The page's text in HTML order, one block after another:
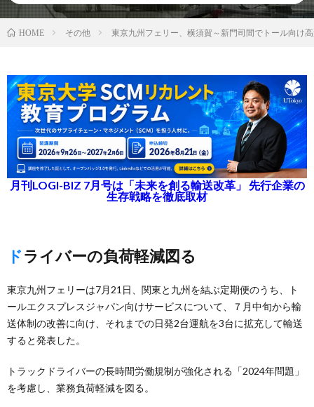
HOME その他 東京九州フェリー、横須賀～新門司間でトール向け
月刊LOGI-BIZ 7月号は「未来を創る輸送改革」 先行企業の
生存戦略を徹底取材
ドライバーの負荷軽減図る
東京九州フェリーは7月21日、関東と九州を結ぶ定期便のうち、ト
ールエクスプレスジャパン向けサービスについて、７月中旬から輸
送体制の改善に向け、それまでの日発2台運航を3台に拡充して輸送
すると発表した。
トラックドライバーの長時間労働規制が強化される「2024年問題」
を考慮し、業務負荷軽減を図る。